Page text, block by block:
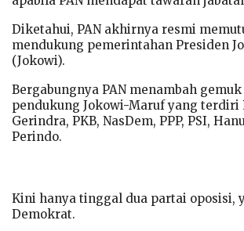
Diketahui, PAN akhirnya resmi
mendukung pemerintahan Presiden
(Jokowi).
Bergabungnya PAN menambah
pendukung Jokowi-Maruf yang terdiri
Gerindra, PKB, NasDem, PPP, PSI,
Perindo.
Kini hanya tinggal dua partai oposisi,
Demokrat.